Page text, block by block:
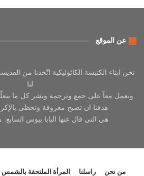
عن الموقع
نحن ابناء الكنيسة الكاثوليكية اتّخذنا من
لنا
ونعمل معاً على جمع وترجمة ونشر كل ما
هدفنا ان تصبح معروفة وتحظى
هي التي قال عنها البابا بيوس
من نحن راسلنا المرأة الملتحفة بالشمس